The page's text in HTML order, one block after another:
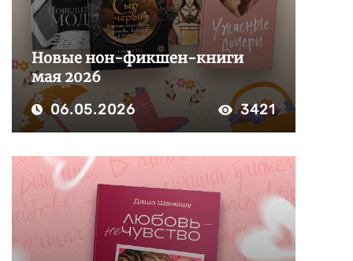
Новые нон-фикшен-книги
мая 2026
06.05.2026 3421